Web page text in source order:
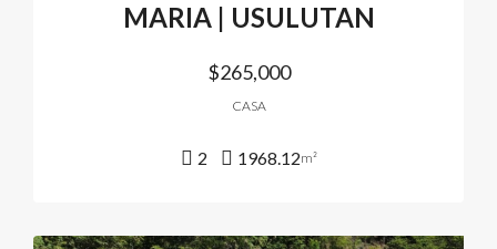
MARIA | USULUTAN
$265,000
CASA
2 1968.12m²